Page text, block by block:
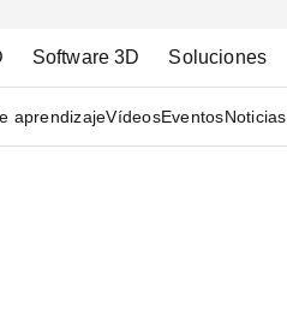
Software 3D Soluciones
aprendizajeVídeosEventosNoticias